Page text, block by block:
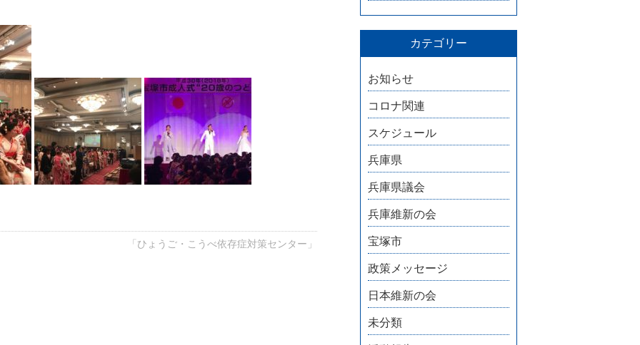
「ひょうご・こうべ依存症対策センター」
カテゴリー
お知らせ
コロナ関連
スケジュール
兵庫県
兵庫県議会
兵庫維新の会
宝塚市
政策メッセージ
日本維新の会
未分類